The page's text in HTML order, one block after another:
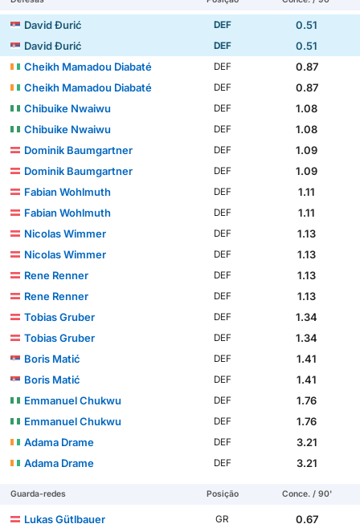
David Đurić DEF
0.51
David Đurić
DEF
0.51
Cheikh Mamadou Diabaté
DEF
0.87
Cheikh Mamadou Diabaté
DEF
0.87
Chibuike Nwaiwu
DEF
1.08
Chibuike Nwaiwu
DEF
1.08
Dominik Baumgartner
DEF
1.09
Dominik Baumgartner
DEF
1.09
Fabian Wohlmuth
DEF
1.11
Fabian Wohlmuth
DEF
1.11
Nicolas Wimmer
DEF
1.13
Nicolas Wimmer
DEF
1.13
Rene Renner
DEF
1.13
Rene Renner
DEF
1.13
Tobias Gruber
DEF
1.34
Tobias Gruber
DEF
1.34
Boris Matić
DEF
1.41
Boris Matić
DEF
1.41
Emmanuel Chukwu
DEF
1.76
Emmanuel Chukwu
DEF
1.76
Adama Drame
DEF
3.21
Adama Drame
DEF 3.21
Guarda-redes Posição Conce. / 90'
Lukas Gütlbauer GR
0.67